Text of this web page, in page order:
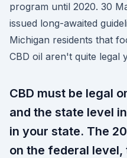
program until 2020. 30
issued long-awaited
Michigan residents that
CBD oil aren't quite legal
CBD must be legal
and the state level
in your state. The
on the federal level,